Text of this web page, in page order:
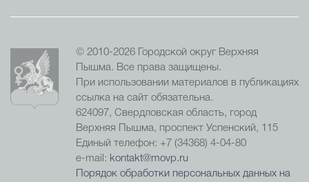
© 2010-2026 Городской округ Верхняя
Пышма. Все права защищены.
При использовании материалов в публикациях
ссылка на сайт обязательна.
624097, Свердловская область, город
Верхняя Пышма, проспект Успенский, 115
Единый телефон: +7 (34368) 4-04-80
e-mail: kontakt@movp.ru
Порядок обработки персональных данных на